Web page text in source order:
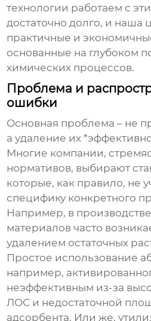
технологии работаем с
достаточно долго, и наша
практичные и
основанные на глубоком
химических процессов.
Проблема и
ошибки
Основная проблема – не
а удаление их
Многие компании,
нормативов, выбирают
которые, как правило, не
специфику конкретного
Например, в
материалов часто
удалением остаточных
Простое использование
например,
неэффективным из-за
ЛОС и недостаточной
адсорбента. Или же,